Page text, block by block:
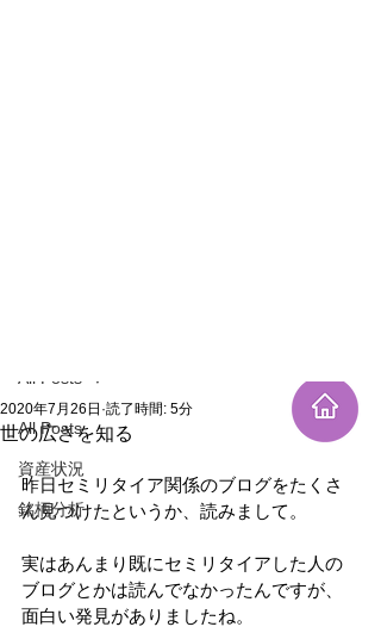
All Posts
資産状況
銘柄分析
All Posts
世の広さを知る
2020年7月26日 読了時間: 5分
昨日セミリタイア関係のブログをたくさ
ん見つけたというか、読みまして。
実はあんまり既にセミリタイアした人の
ブログとかは読んでなかったんですが、
面白い発見がありましたね。